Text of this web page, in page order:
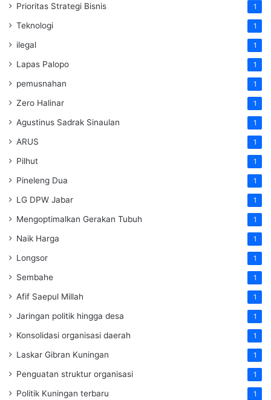
Prioritas Strategi Bisnis 1
Teknologi 1
ilegal 1
Lapas Palopo 1
pemusnahan 1
Zero Halinar 1
Agustinus Sadrak Sinaulan 1
ARUS 1
Pilhut 1
Pineleng Dua 1
LG DPW Jabar 1
Mengoptimalkan Gerakan Tubuh 1
Naik Harga 1
Longsor 1
Sembahe 1
Afif Saepul Millah 1
Jaringan politik hingga desa 1
Konsolidasi organisasi daerah 1
Laskar Gibran Kuningan 1
Penguatan struktur organisasi 1
Politik Kuningan terbaru 1